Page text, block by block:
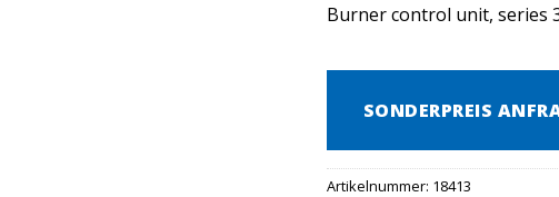
Burner control unit, series
SONDERPREIS
Artikelnummer: 18413